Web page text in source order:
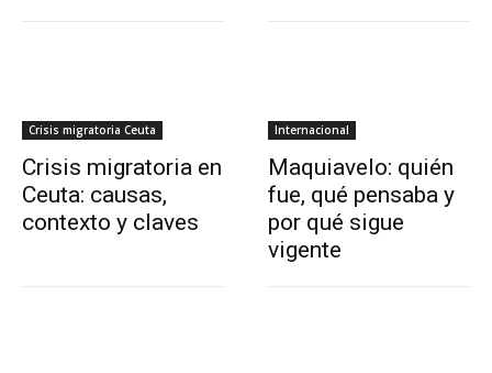
Crisis migratoria Ceuta
Crisis migratoria en
Ceuta: causas,
contexto y claves
Internacional
Maquiavelo: quién
fue, qué pensaba y
por qué sigue
vigente